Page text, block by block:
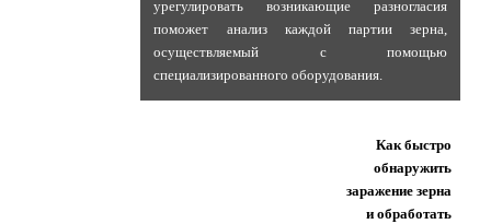
урегулировать возникающие разногласия
поможет анализ каждой партии зерна,
осуществляемый с помощью
специализированного оборудования.
Как быстро
обнаружить
заражение зерна
и обработать